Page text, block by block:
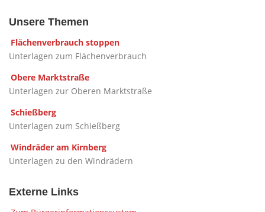
Unsere Themen
Flächenverbrauch stoppen
Unterlagen zum Flächenverbrauch
Obere Marktstraße
Unterlagen zur Oberen Marktstraße
Schießberg
Unterlagen zum Schießberg
Windräder am Kirnberg
Unterlagen zu den Windrädern
Externe Links